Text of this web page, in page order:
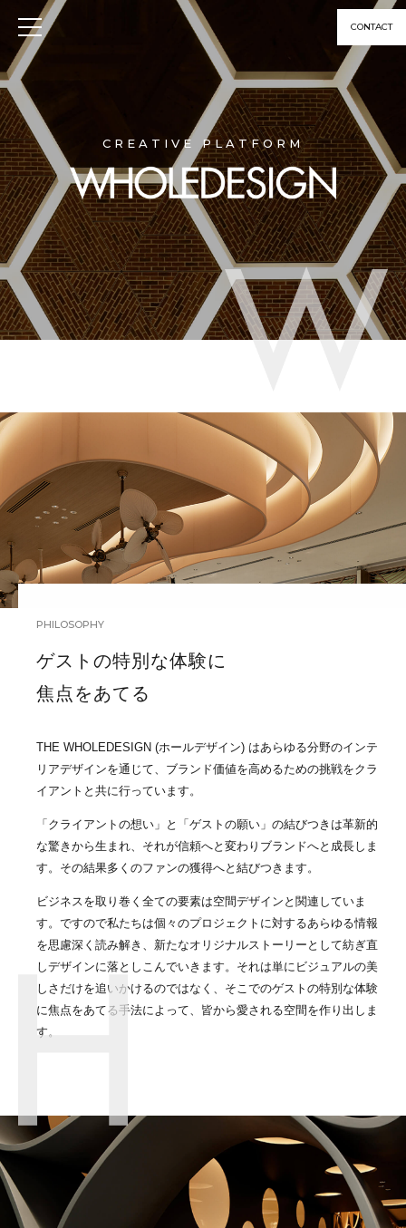
CONTACT
CREATIVE PLATFORM
PHILOSOPHY
ゲストの特別な体験に
焦点をあてる
THE WHOLEDESIGN (ホールデザイン) はあらゆる分野のインテ
リアデザインを通じて、ブランド価値を高めるための挑戦をクラ
イアントと共に行っています。
「クライアントの想い」と「ゲストの願い」の結びつきは革新的
な驚きから生まれ、それが信頼へと変わりブランドへと成長しま
す。その結果多くのファンの獲得へと結びつきます。
ビジネスを取り巻く全ての要素は空間デザインと関連していま
す。ですので私たちは個々のプロジェクトに対するあらゆる情報
を思慮深く読み解き、新たなオリジナルストーリーとして紡ぎ直
しデザインに落としこんでいきます。それは単にビジュアルの美
しさだけを追いかけるのではなく、そこでのゲストの特別な体験
に焦点をあてる手法によって、皆から愛される空間を作り出しま
す。